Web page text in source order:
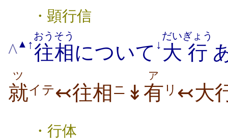
・顕行信
^▲ ↑往相
おうそう
について ↓ 大
だい
行
ぎょう
就
ツ
イテ↢往相 ニ ↡有
ア
リ ↢大
・行体